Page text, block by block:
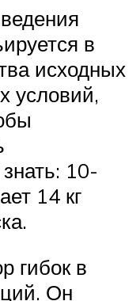
в
исходных
условий,
10-
14 кг
гибок в
Он